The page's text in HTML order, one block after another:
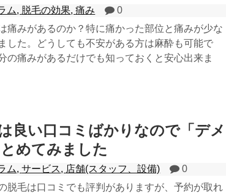
ム, 脱毛の効果,痛み
0
痛みがあるのか？特に痛かった部位と痛みが少な
した。どうしても不安がある方は麻酔も可能で
の痛みがあるだけでも知っておくと安心出来ま
良い口コミばかりなので「デメ
めてみました
ム,サービス, 店舗(スタッフ、設備)
0
脱毛は口コミでも評判がありますが、予約が取れ